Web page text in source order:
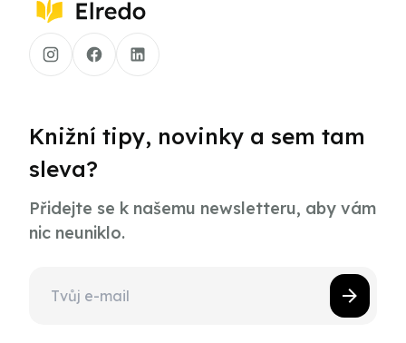
Knižní tipy, novinky a sem tam
sleva?
Přidejte se k našemu newsletteru, aby vám
nic neuniklo.